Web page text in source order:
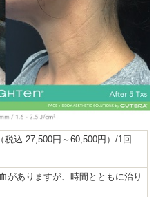
税込 27,500円～60,500円）/1回
がありますが、時間とともに治り